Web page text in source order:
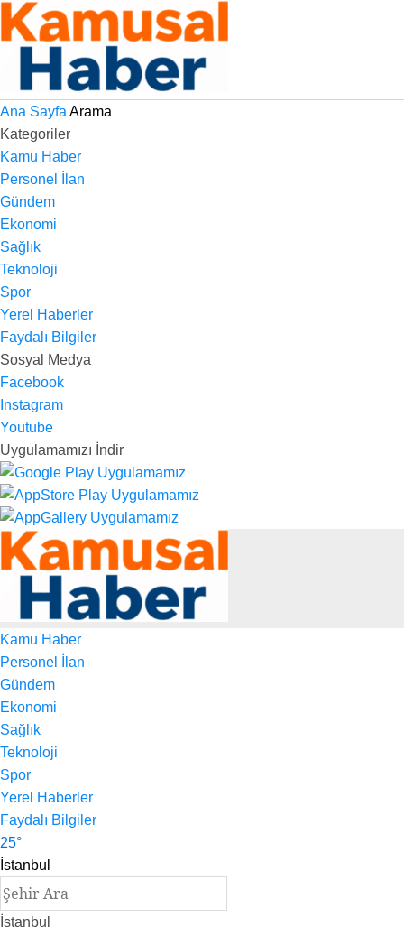
Ana Sayfa Arama
Kategoriler
Kamu Haber
Personel İlan
Gündem
Ekonomi
Sağlık
Teknoloji
Spor
Yerel Haberler
Faydalı Bilgiler
Sosyal Medya
Facebook
Instagram
Youtube
Uygulamamızı İndir
Kamu Haber
Personel İlan
Gündem
Ekonomi
Sağlık
Teknoloji
Spor
Yerel Haberler
Faydalı Bilgiler
25°
İstanbul
İstanbul